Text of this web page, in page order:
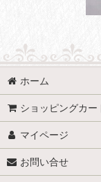
ホーム
ショッピングカー
マイページ
お問い合せ